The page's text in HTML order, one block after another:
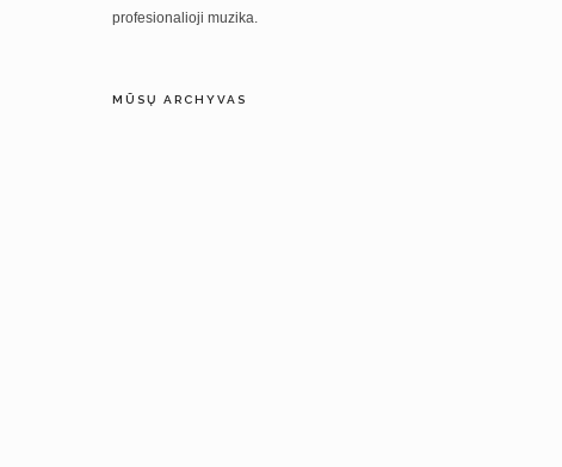
profesionalioji muzika.
MŪSŲ ARCHYVAS